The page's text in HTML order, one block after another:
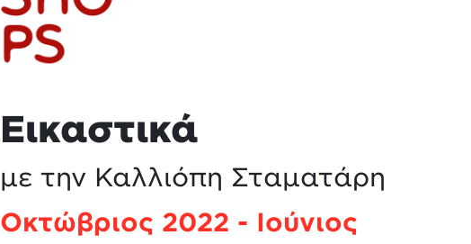
Εικαστικά
με την Καλλιόπη Σταματάρη
Οκτώβριος 2022 - Ιούνιος